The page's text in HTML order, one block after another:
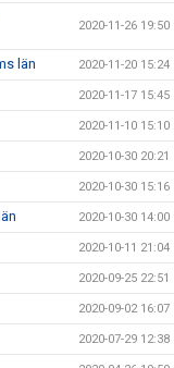
2020-11-26 19:50
län 2020-11-20 15:24
2020-11-17 15:45
2020-11-10 15:10
2020-10-30 20:21
2020-10-30 15:16
2020-10-30 14:00
2020-10-11 21:04
2020-09-25 22:51
2020-09-02 16:07
2020-07-29 12:38